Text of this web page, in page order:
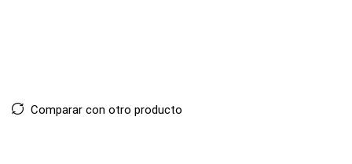
Comparar con otro producto